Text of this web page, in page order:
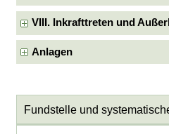
VIII. Inkrafttreten und
Anlagen
Fundstelle und